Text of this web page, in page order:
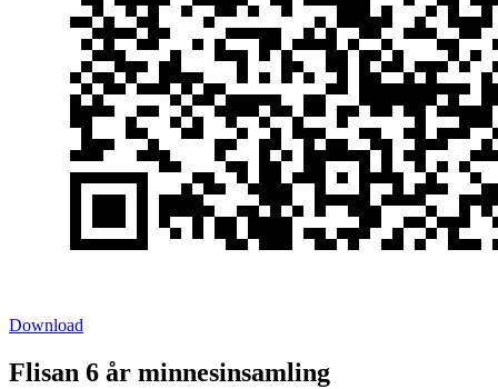
Download
Flisan 6 år minnesinsamling